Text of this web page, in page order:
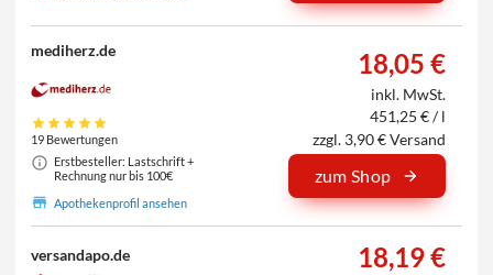
mediherz.de
19 Bewertungen
Erstbesteller: Lastschrift +
Rechnung nur bis 100€
Apothekenprofil ansehen
18,05 €
inkl. MwSt.
451,25 € / l
zzgl. 3,90 € Versand
zum Shop
versandapo.de 18,19 €